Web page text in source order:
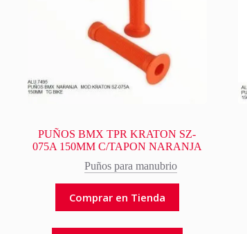
PUÑOS BMX TPR KRATON SZ-
075A 150MM C/TAPON NARANJA
Puños para manubrio
Comprar en Tienda